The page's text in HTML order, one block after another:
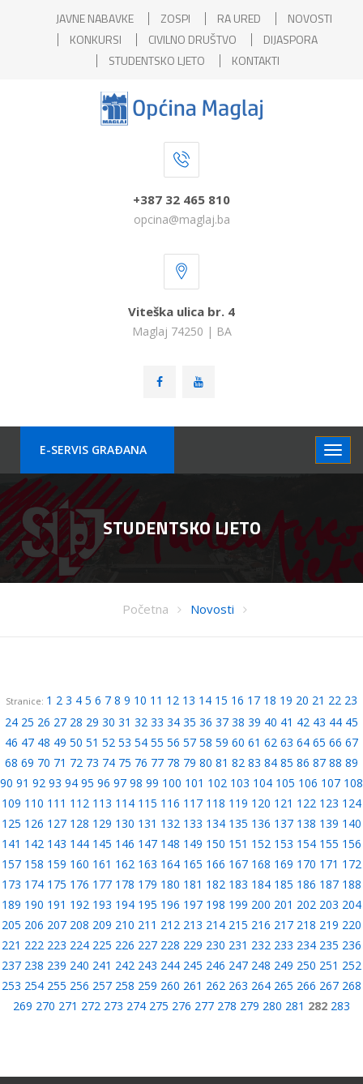
JAVNE NABAVKE ZOSPI RA URED
NOVOSTI
KONKURSI
CIVILNO DRUŠTVO
DIJASPORA
STUDENTSKO LJETO
KONTAKTI
+387 32 465 810
opcina@maglaj.ba
Viteška ulica br. 4
Maglaj 74250 | BA
E-SERVIS GRAÐANA
STUDENTSKO LJETO
Početna Novosti
Stranice: 1 2 3 4 5 6 7 8 9 10 11 12 13 14 15 16 17 18 19 20 21 22 23
24 25 26 27 28 29 30 31 32 33 34 35 36 37 38 39 40 41 42 43 44 45
46 47 48 49 50 51 52 53 54 55 56 57 58 59 60 61 62 63 64 65 66 67
68 69 70 71 72 73 74 75 76 77 78 79 80 81 82 83 84 85 86 87 88 89
90 91 92 93 94 95 96 97 98 99 100 101 102 103 104 105 106 107 108
109 110 111 112 113 114 115 116 117 118 119 120 121 122 123 124
125 126 127 128 129 130 131 132 133 134 135 136 137 138 139 140
141 142 143 144 145 146 147 148 149 150 151 152 153 154 155 156
157 158 159 160 161 162 163 164 165 166 167 168 169 170 171 172
173 174 175 176 177 178 179 180 181 182 183 184 185 186 187 188
189 190 191 192 193 194 195 196 197 198 199 200 201 202 203 204
205 206 207 208 209 210 211 212 213 214 215 216 217 218 219 220
221 222 223 224 225 226 227 228 229 230 231 232 233 234 235 236
237 238 239 240 241 242 243 244 245 246 247 248 249 250 251 252
253 254 255 256 257 258 259 260 261 262 263 264 265 266 267 268
269 270 271 272 273 274 275 276 277 278 279 280 281 282 283